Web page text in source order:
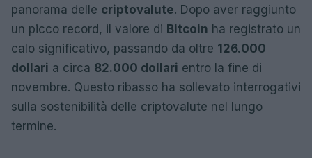
panorama delle criptovalute. Dopo aver raggiunto
un picco record, il valore di Bitcoin ha registrato un
calo significativo, passando da oltre 126.000
dollari a circa 82.000 dollari entro la fine di
novembre. Questo ribasso ha sollevato interrogativi
sulla sostenibilità delle criptovalute nel lungo
termine.